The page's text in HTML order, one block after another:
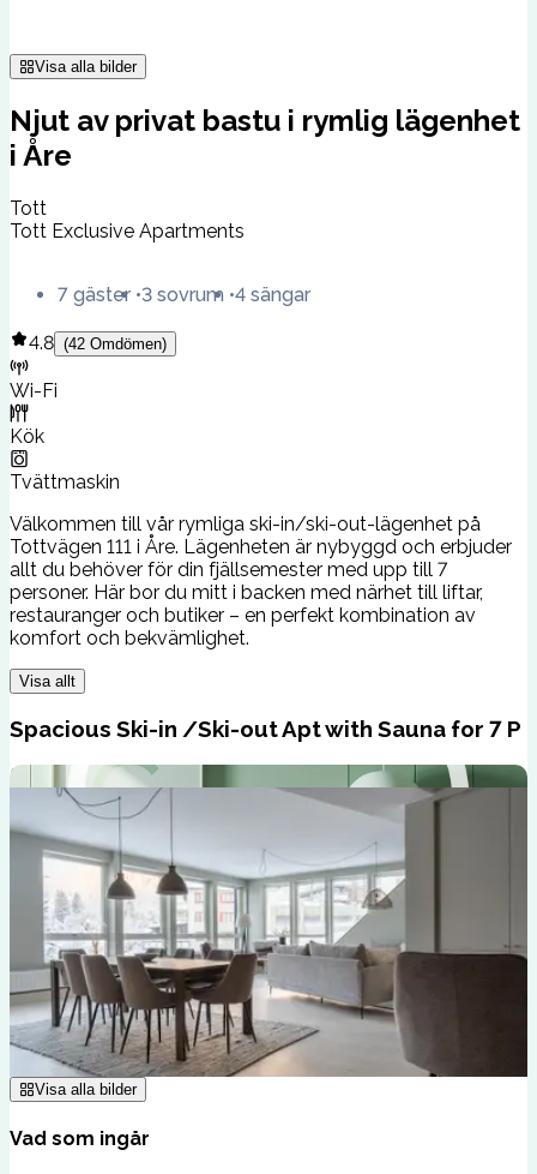
Visa alla bilder
Njut av privat bastu i rymlig lägenhet
i Åre
Tott
Tott Exclusive Apartments
7 gäster 3 sovrum 4 sängar
4.8 (42 Omdömen)
Wi-Fi
Kök
Tvättmaskin
Välkommen till vår rymliga ski-in/ski-out-lägenhet på
Tottvägen 111 i Åre. Lägenheten är nybyggd och erbjuder
allt du behöver för din fjällsemester med upp till 7
personer. Här bor du mitt i backen med närhet till liftar,
restauranger och butiker – en perfekt kombination av
komfort och bekvämlighet.
Visa allt
Spacious Ski-in /Ski-out Apt with Sauna for 7 P
Visa alla bilder
Vad som ingår